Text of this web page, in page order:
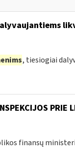
, tiesiogiai
PRIE
finansų ministeri